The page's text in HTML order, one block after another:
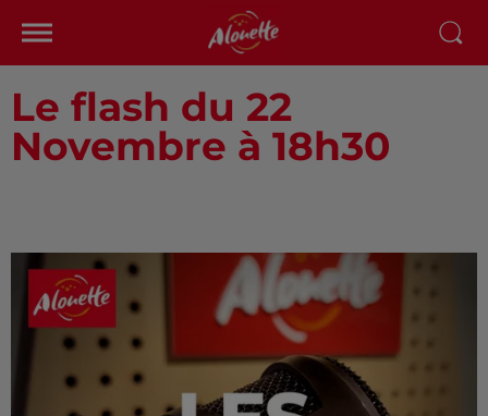
Le flash du 22
Novembre à 18h30